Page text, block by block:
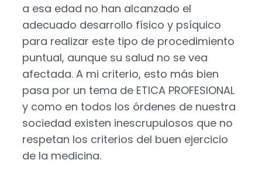
a esa edad no han alcanzado el
adecuado desarrollo físico y psíquico
para realizar este tipo de procedimiento
puntual, aunque su salud no se vea
afectada. A mi criterio, esto más bien
pasa por un tema de ETICA PROFESIONAL
y como en todos los órdenes de nuestra
sociedad existen inescrupulosos que no
respetan los criterios del buen ejercicio
de la medicina.